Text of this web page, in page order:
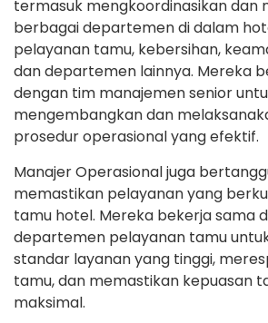
termasuk mengkoordinasikan dan
berbagai departemen di dalam
pelayanan tamu, kebersihan,
dan departemen lainnya. Mereka
dengan tim manajemen senior
mengembangkan dan
prosedur operasional yang efektif.
Manajer Operasional juga
memastikan pelayanan yang
tamu hotel. Mereka bekerja sama
departemen pelayanan tamu
standar layanan yang tinggi,
tamu, dan memastikan kepuasan
maksimal.